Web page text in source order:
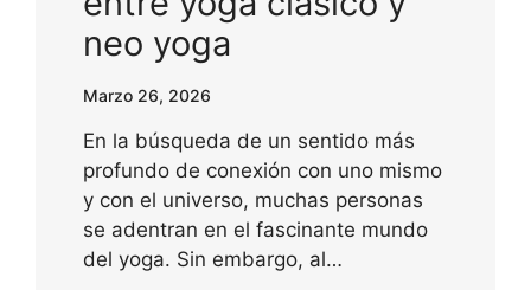
neo yoga
Marzo 26, 2026
En la búsqueda de un sentido más
profundo de conexión con uno mismo
y con el universo, muchas personas
se adentran en el fascinante mundo
del yoga. Sin embargo, al…